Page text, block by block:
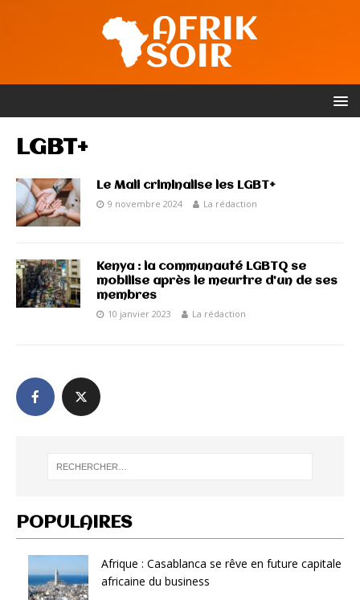
LGBT+
Le Mali criminalise les LGBT+
9 novembre 2024 La rédaction
Kenya : la communauté LGBTQ se
mobilise après le meurtre d’un de ses
membres
10 janvier 2023 La rédaction
POPULAIRES
Afrique : Casablanca se rêve en future capitale
africaine du business